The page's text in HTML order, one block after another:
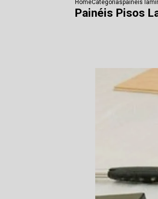
HomeCategoriaspaineis
Painéis Pisos